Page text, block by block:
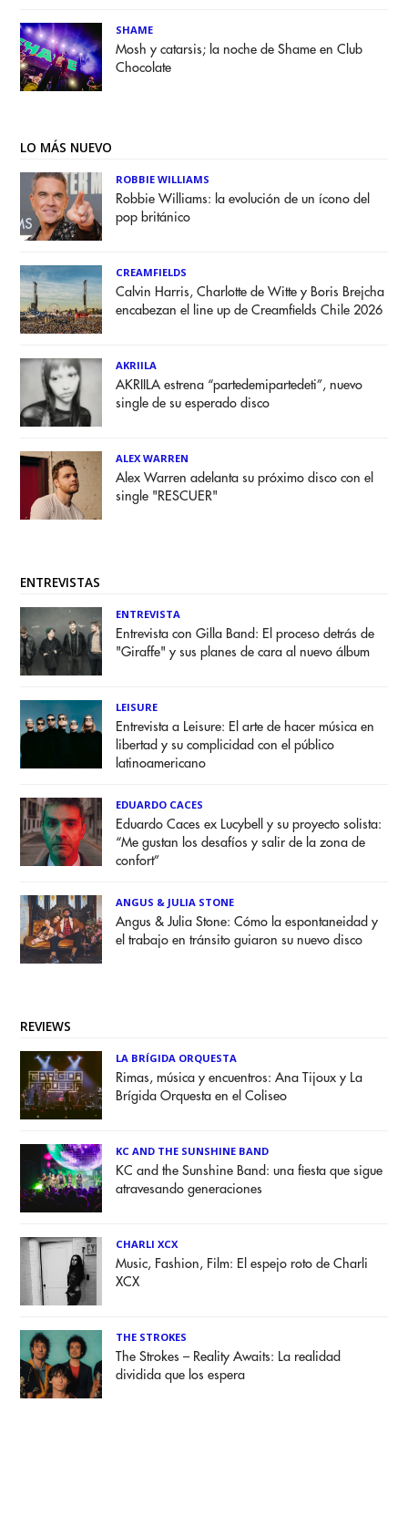
SHAME
Mosh y catarsis; la noche de Shame en Club
Chocolate
LO MÁS NUEVO
ROBBIE WILLIAMS
Robbie Williams: la evolución de un ícono del
pop británico
CREAMFIELDS
Calvin Harris, Charlotte de Witte y Boris Brejcha
encabezan el line up de Creamfields Chile 2026
AKRIILA
AKRIILA estrena “partedemipartedeti”, nuevo
single de su esperado disco
ALEX WARREN
Alex Warren adelanta su próximo disco con el
single "RESCUER"
ENTREVISTAS
ENTREVISTA
Entrevista con Gilla Band: El proceso detrás de
"Giraffe" y sus planes de cara al nuevo álbum
LEISURE
Entrevista a Leisure: El arte de hacer música en
libertad y su complicidad con el público
latinoamericano
EDUARDO CACES
Eduardo Caces ex Lucybell y su proyecto solista:
“Me gustan los desafíos y salir de la zona de
confort”
ANGUS & JULIA STONE
Angus & Julia Stone: Cómo la espontaneidad y
el trabajo en tránsito guiaron su nuevo disco
REVIEWS
LA BRÍGIDA ORQUESTA
Rimas, música y encuentros: Ana Tijoux y La
Brígida Orquesta en el Coliseo
KC AND THE SUNSHINE BAND
KC and the Sunshine Band: una fiesta que sigue
atravesando generaciones
CHARLI XCX
Music, Fashion, Film: El espejo roto de Charli
XCX
THE STROKES
The Strokes – Reality Awaits: La realidad
dividida que los espera